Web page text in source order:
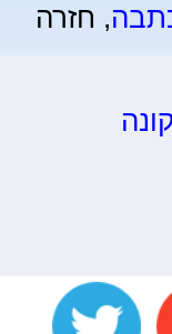
, חזרה